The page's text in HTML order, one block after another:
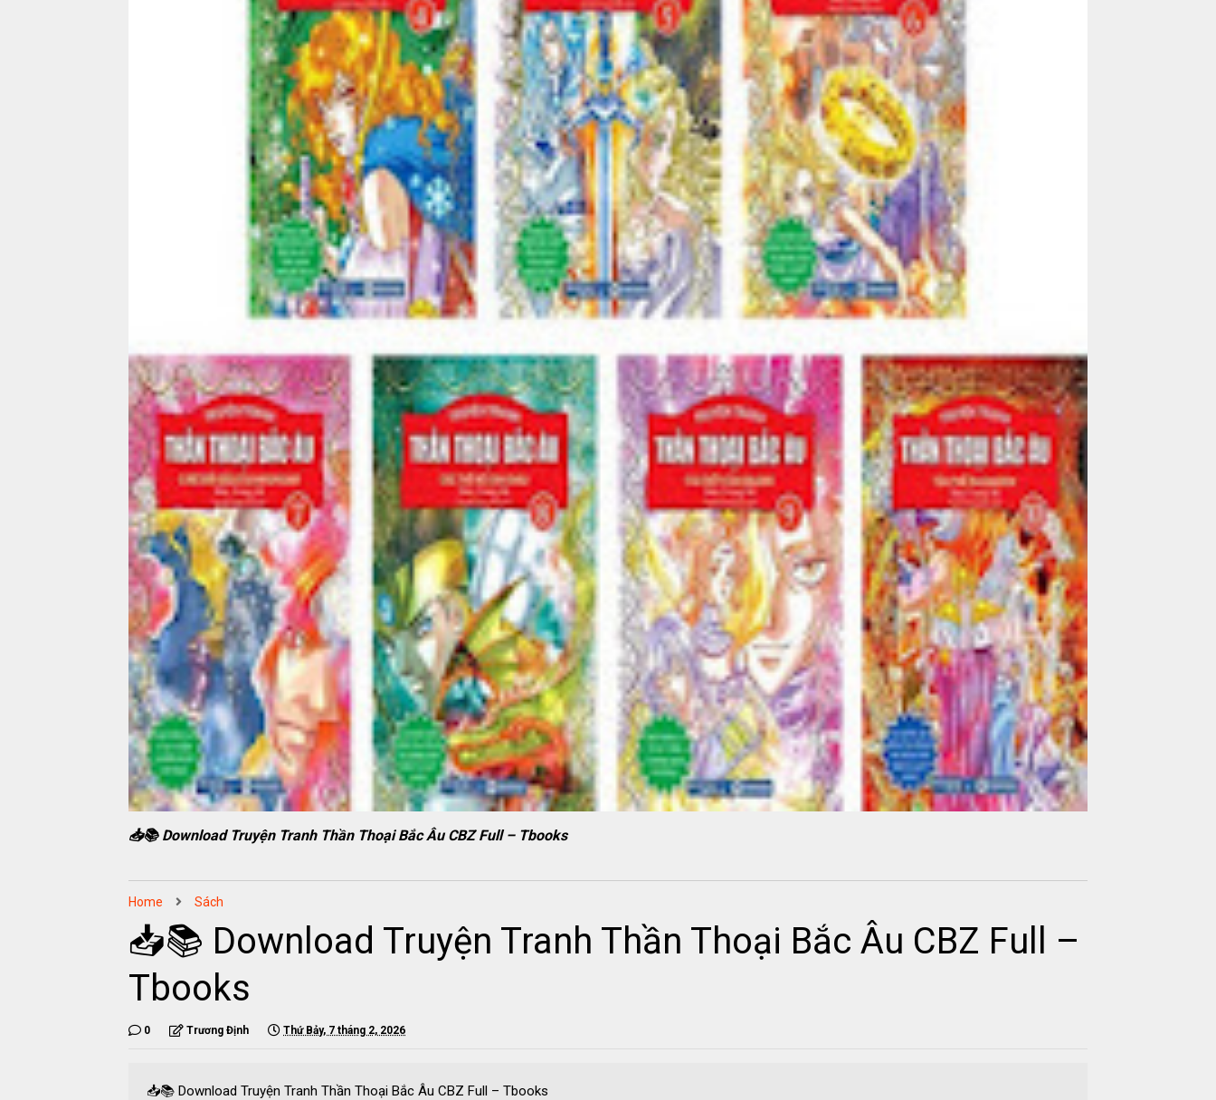
📥📚 Download Truyện Tranh Thần Thoại Bắc Âu CBZ Full – Tbooks
Home Sách
📥📚 Download Truyện Tranh Thần Thoại Bắc Âu CBZ Full –
Tbooks
0 Trương Định Thứ Bảy, 7 tháng 2, 2026
📥📚 Download Truyện Tranh Thần Thoại Bắc Âu CBZ Full – Tbooks